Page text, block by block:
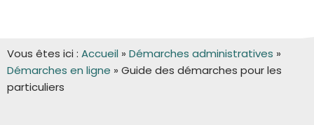
Vous êtes ici : Accueil » Démarches administratives »
Démarches en ligne » Guide des démarches pour les
particuliers